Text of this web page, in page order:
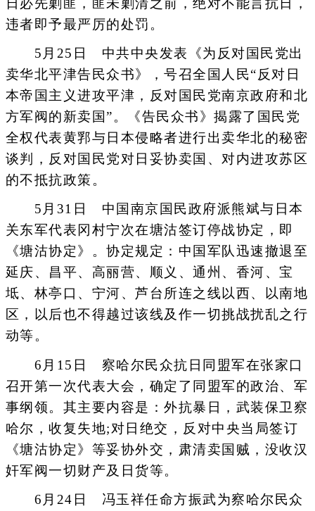
日必先剿匪，匪未剿清之前，绝对不能言抗日，
违者即予最严厉的处罚。
5月25日 中共中央发表《为反对国民党出
卖华北平津告民众书》，号召全国人民“反对日
本帝国主义进攻平津，反对国民党南京政府和北
方军阀的新卖国”。《告民众书》揭露了国民党
全权代表黄郛与日本侵略者进行出卖华北的秘密
谈判，反对国民党对日妥协卖国、对内进攻苏区
的不抵抗政策。
5月31日 中国南京国民政府派熊斌与日本
关东军代表冈村宁次在塘沽签订停战协定，即
《塘沽协定》。协定规定：中国军队迅速撤退至
延庆、昌平、高丽营、顺义、通州、香河、宝
坻、林亭口、宁河、芦台所连之线以西、以南地
区，以后也不得越过该线及作一切挑战扰乱之行
动等。
6月15日 察哈尔民众抗日同盟军在张家口
召开第一次代表大会，确定了同盟军的政治、军
事纲领。其主要内容是：外抗暴日，武装保卫察
哈尔，收复失地;对日绝交，反对中央当局签订
《塘沽协定》等妥协外交，肃清卖国贼，没收汉
奸军阀一切财产及日货等。
6月24日 冯玉祥任命方振武为察哈尔民众